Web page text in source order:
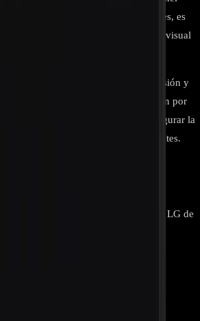
4K, tecnología IPS y colores vibrantes, es
y asegura un rendimiento visual
conserva la claridad, ángulos de visión y
Se recomienda su instalación por
a la delicadeza del panel y para asegurar la
retroiluminación y demás componentes.
y ventajas:
: Compatible con múltiples modelos LG de
completo.